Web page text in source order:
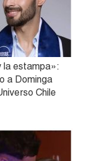
la estampa»:
a Dominga
Chile